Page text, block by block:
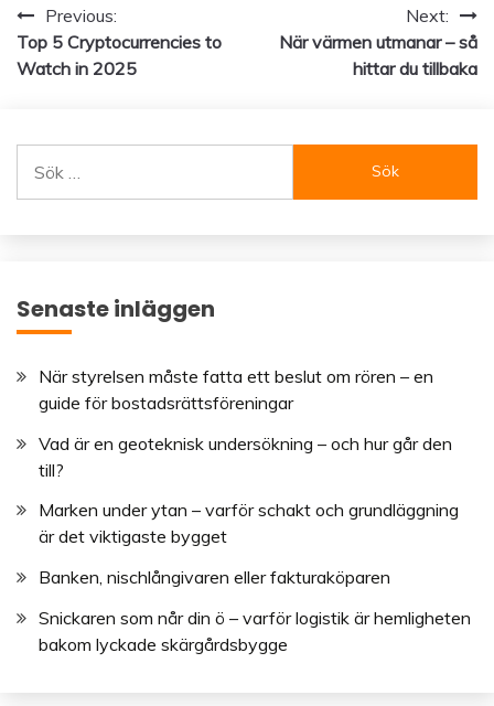
Inläggsnavigering
Previous:
Top 5 Cryptocurrencies to
Watch in 2025
Next:
När värmen utmanar – så
hittar du tillbaka
efter:
Senaste inläggen
När styrelsen måste fatta ett beslut om rören – en
guide för bostadsrättsföreningar
Vad är en geoteknisk undersökning – och hur går den
till?
Marken under ytan – varför schakt och grundläggning
är det viktigaste bygget
Banken, nischlångivaren eller fakturaköparen
Snickaren som når din ö – varför logistik är hemligheten
bakom lyckade skärgårdsbygge